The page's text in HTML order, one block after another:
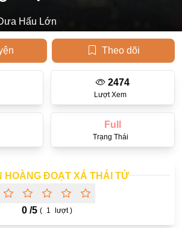
Trường
Hấu Lớn
HOÀNG ĐOẠT XÁ THÁI TỬ
0 /5 ( 1 lượt )
Lượt Xem
2474
Trạng Thái
Full
Theo dõi